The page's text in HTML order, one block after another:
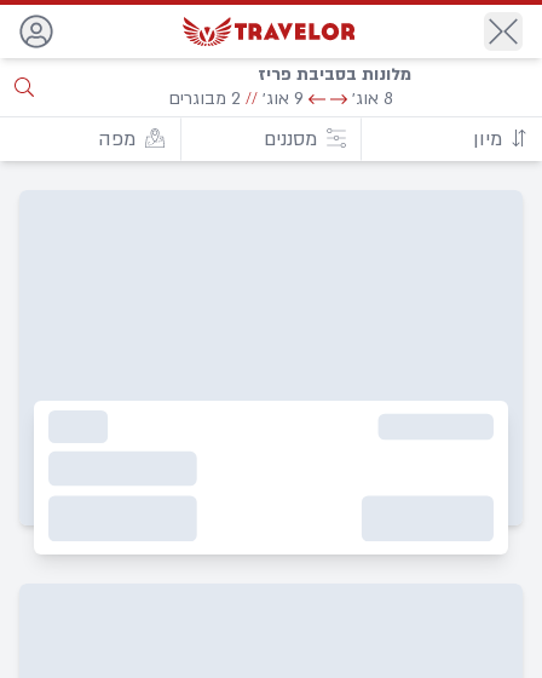
חזור
מלונות בסביבת פריז
8 אוג׳
9 אוג׳ //
מיון מסננים מפה